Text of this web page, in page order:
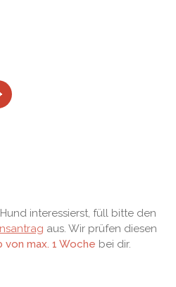
interessierst, füll bitte den
aus. Wir prüfen diesen
von max. 1 Woche bei dir.